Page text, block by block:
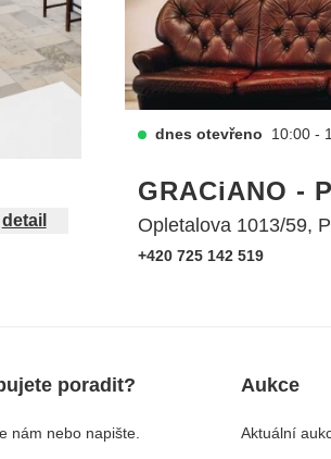
detail
dnes otevřeno 10:00 -
GRACiANO -
Opletalova 1013/59,
+420 725 142 519
poradit?
nám nebo napište.
Aukce
Aktuální